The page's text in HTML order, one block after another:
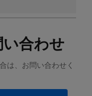
合わせ
は、お問い合わせく